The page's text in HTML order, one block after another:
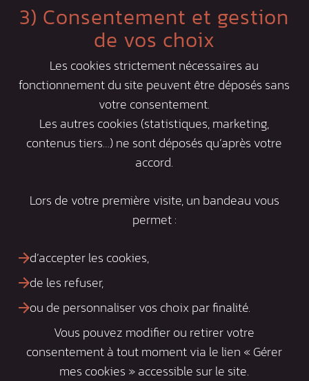
3) Consentement et gestion
de vos choix
Les cookies strictement nécessaires au
fonctionnement du site peuvent être déposés sans
votre consentement.
Les autres cookies (statistiques, marketing,
contenus tiers…) ne sont déposés qu’après votre
accord.
Lors de votre première visite, un bandeau vous
permet :
d’accepter les cookies,
de les refuser,
ou de personnaliser vos choix par finalité.
Vous pouvez modifier ou retirer votre
consentement à tout moment via le lien « Gérer
mes cookies » accessible sur le site.